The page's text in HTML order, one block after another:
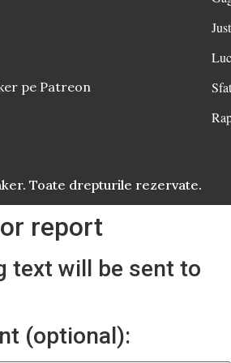
pe Patreon
Toate drepturile rezervate.
report
text will be sent to
(optional):